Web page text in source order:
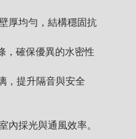
厚均勻，結構穩固抗
，確保優異的水密性
，提升隔音與安全
採光與通風效率。